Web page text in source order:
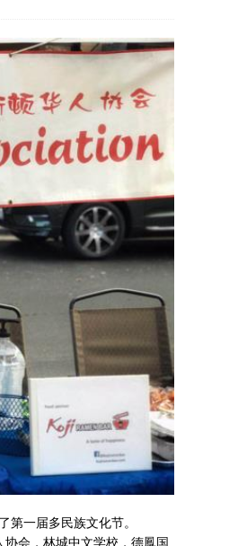
一届多民族文化节。
会，林城中文学校，德鳳国